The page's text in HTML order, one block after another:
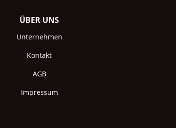
ÜBER UNS
Unternehmen
Kontakt
AGB
Impressum